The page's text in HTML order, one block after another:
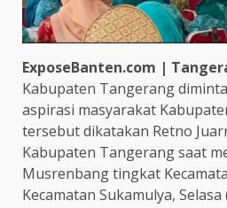
ExposeBanten.com |
Kabupaten Tangerang
aspirasi masyarakat
tersebut dikatakan Retno
Kabupaten Tangerang saat
Musrenbang tingkat
Kecamatan Sukamulya, Selasa